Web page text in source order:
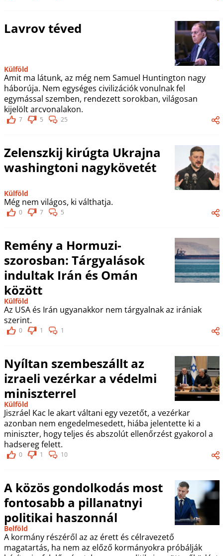
Lavrov téved
Külföld
Amit ma látunk, az még nem Samuel Huntington nagy
háborúja. Nem egységes civilizációk vonulnak fel
egymással szemben, rendezett sorokban, világosan
kijelölt arcvonalakon.
7 5 25
Zelenszkij kirúgta Ukrajna
washingtoni nagykövetét
Külföld
Még nem világos, ki válthatja.
0 7 5
Remény a Hormuzi-
szorosban: Tárgyalások
indultak Irán és Omán
között
Külföld
Az USA és Irán ugyanakkor nem tárgyalnak az irániak
szerint.
0 1 1
Nyíltan szembeszállt az
izraeli vezérkar a védelmi
miniszterrel
Külföld
Jiszráel Kac le akart váltani egy vezetőt, a vezérkar
azonban nem engedelmesedett, hiába jelentette ki a
miniszter, hogy teljes és abszolút ellenőrzést gyakorol a
hadsereg felett.
0 1 10
A közös gondolkodás most
fontosabb a pillanatnyi
politikai haszonnál
Belföld
A kormány részéről az az érett és célravezető
magatartás, ha nem az előző kormányokra próbálják